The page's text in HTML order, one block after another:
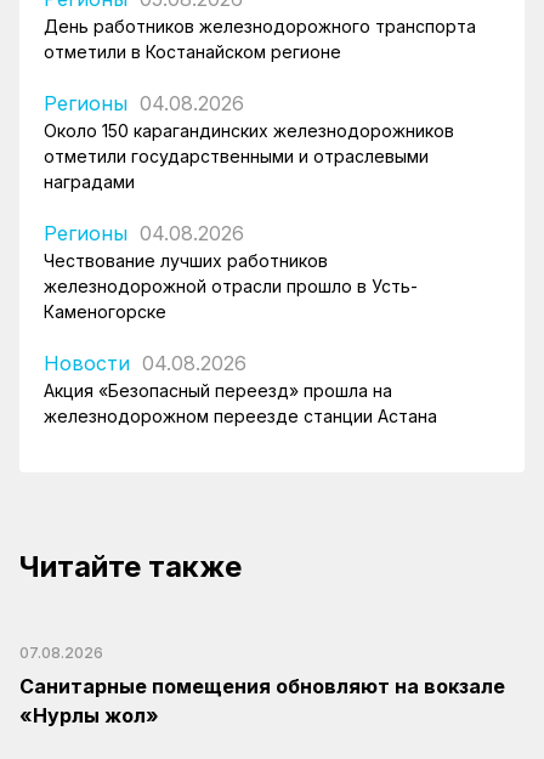
День работников железнодорожного транспорта
отметили в Костанайском регионе
Регионы 04.08.2026
Около 150 карагандинских железнодорожников
отметили государственными и отраслевыми
наградами
Регионы 04.08.2026
Чествование лучших работников
железнодорожной отрасли прошло в Усть-
Каменогорске
Новости 04.08.2026
Акция «Безопасный переезд» прошла на
железнодорожном переезде станции Астана
Читайте также
07.08.2026
Санитарные помещения обновляют на вокзале
«Нурлы жол»